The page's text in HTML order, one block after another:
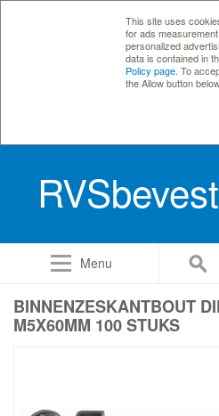
This site uses
for ads
personalized
data is contained in
Policy page . To
the Allow button
Menu
BINNENZESKANTBOUT
M5X60MM 100 STUKS